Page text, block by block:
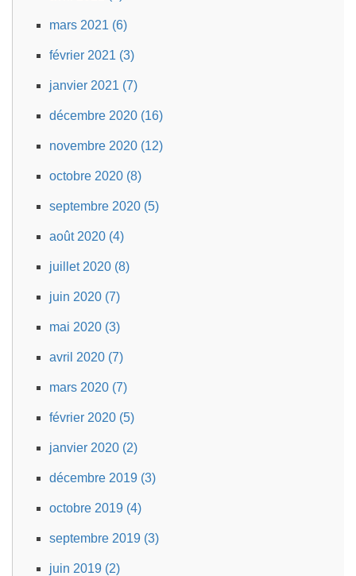
mars 2021 (6)
février 2021 (3)
janvier 2021 (7)
décembre 2020 (16)
novembre 2020 (12)
octobre 2020 (8)
septembre 2020 (5)
août 2020 (4)
juillet 2020 (8)
juin 2020 (7)
mai 2020 (3)
avril 2020 (7)
mars 2020 (7)
février 2020 (5)
janvier 2020 (2)
décembre 2019 (3)
octobre 2019 (4)
septembre 2019 (3)
juin 2019 (2)